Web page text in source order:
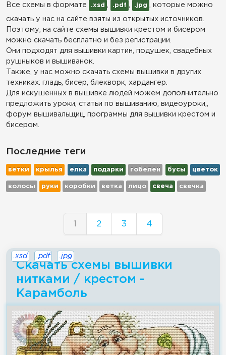
Все схемы в формате
.xsd .pdf .jpg , которые можно
скачать у нас на сайте взяты из открытых источников.
Поэтому, на сайте схемы вышивки крестом и бисером
можно скачать бесплатно и без регистрации.
Они подходят для вышивки картин, подушек, свадебных
рушныков и вышиванок.
Также, у нас можно скачать схемы вышивки в других
техниках: гладь, бисер, блекворк, хардангер.
Для искушенных в вышивке людей можем дополнительно
предложить уроки, статьи по вышиванию, видеоуроки,,
форум вышивальщиц, программы для вышивки крестом и
бисером.
Последние теги
ветки крылья елка подарки гобелен бусы цветок
волосы руки коробки ветка лицо свеча свечка
1 2 3 4
Скачать схемы вышивки
нитками / крестом -
Карамболь
.xsd .pdf .jpg